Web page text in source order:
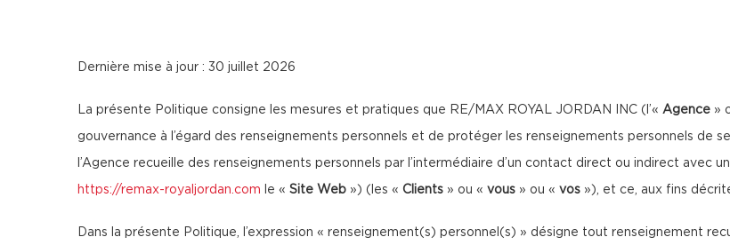
Dernière mise à jour : 30 juillet 2026
La présente Politique consigne les mesures et pratiques que RE/MAX ROYAL JORDAN INC (l’« Agence »
gouvernance à l’égard des renseignements personnels et de protéger les renseignements personnels de
l’Agence recueille des renseignements personnels par l’intermédiaire d’un contact direct ou indirect avec
https://remax-royaljordan.com le « Site Web ») (les « Clients » ou « vous » ou « vos »), et ce, aux fins
Dans la présente Politique, l’expression « renseignement(s) personnel(s) » désigne tout renseignement